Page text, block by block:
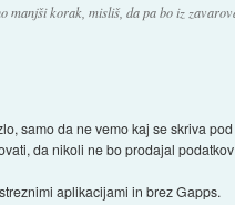
korak, misliš, da pa bo iz
samo da ne vemo kaj se skriva
da nikoli ne bo prodajal
aplikacijami in brez Gapps.